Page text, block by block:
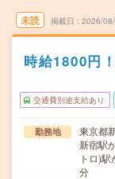
未読 掲載日 2026/
時給1800円
交通費別途支給あり
勤務地
東京都
新宿駅
トロ)
分